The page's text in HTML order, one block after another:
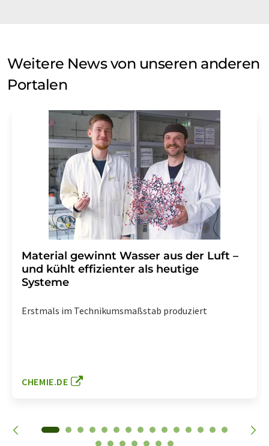
Weitere News von unseren anderen
Portalen
Material gewinnt Wasser aus der Luft –
und kühlt effizienter als heutige
Systeme
Erstmals im Technikumsmaßstab produziert
CHEMIE.DE